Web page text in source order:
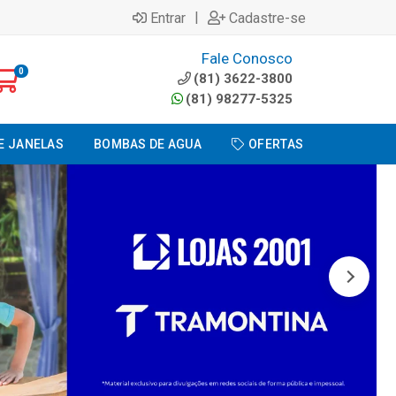
Entrar | Cadastre-se
0
Fale Conosco
(81) 3622-3800
(81) 98277-5325
JANELAS BOMBAS DE AGUA OFERTAS